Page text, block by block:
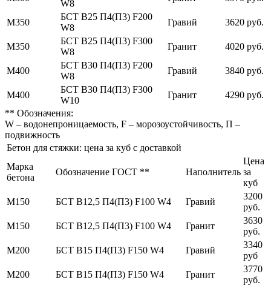
W8
М350
БСТ В25 П4(П3) F200
W8
Гравий 3620 руб.
М350
БСТ В25 П4(П3) F300
W8
Гранит 4020 руб.
М400
БСТ В30 П4(П3) F200
W8
Гравий 3840 руб.
М400
БСТ В30 П4(П3) F300
W10
Гранит
4290 руб.
** Обозначения:
W – водонепроницаемость, F – морозоустойчивость, П –
подвижность
Бетон для стяжки: цена за куб с доставкой
Марка
бетона
Обозначение ГОСТ ** Наполнитель
Цена
за
куб
М150
БСТ В12,5 П4(П3) F100 W4 Гравий
3200
руб.
М150
БСТ В12,5 П4(П3) F100 W4 Гранит
3630
руб.
М200
БСТ В15 П4(П3) F150 W4 Гравий
3340
руб
М200
БСТ В15 П4(П3) F150 W4 Гранит
3770
руб.